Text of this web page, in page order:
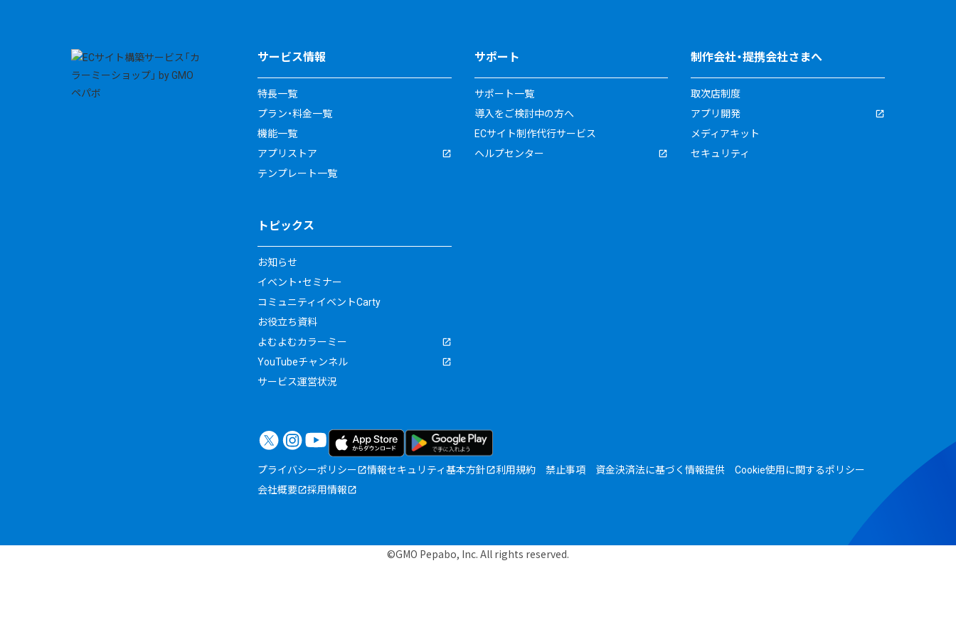
サービス情報
特長一覧
プラン・料金一覧
機能一覧
アプリストア
テンプレート一覧
サポート
サポート一覧
導入をご検討中の方へ
ECサイト制作代行サービス
ヘルプセンター
制作会社・提携会社さまへ
取次店制度
アプリ開発
メディアキット
セキュリティ
トピックス
お知らせ
イベント・セミナー
コミュニティイベントCarty
お役立ち資料
よむよむカラーミー
YouTubeチャンネル
サービス運営状況
プライバシーポリシー 情報セキュリティ基本方針 利用規約 禁止事項 資金決済法に基づく情報提供
Cookie使用に関するポリシー
会社概要
採用情報
©GMO Pepabo, Inc. All rights reserved.